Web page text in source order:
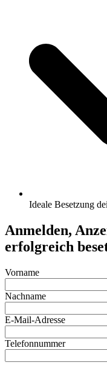
Ideale Besetzung
Anmelden,
erfolgreich
Vorname
Nachname
E-Mail-Adresse
Telefonnummer